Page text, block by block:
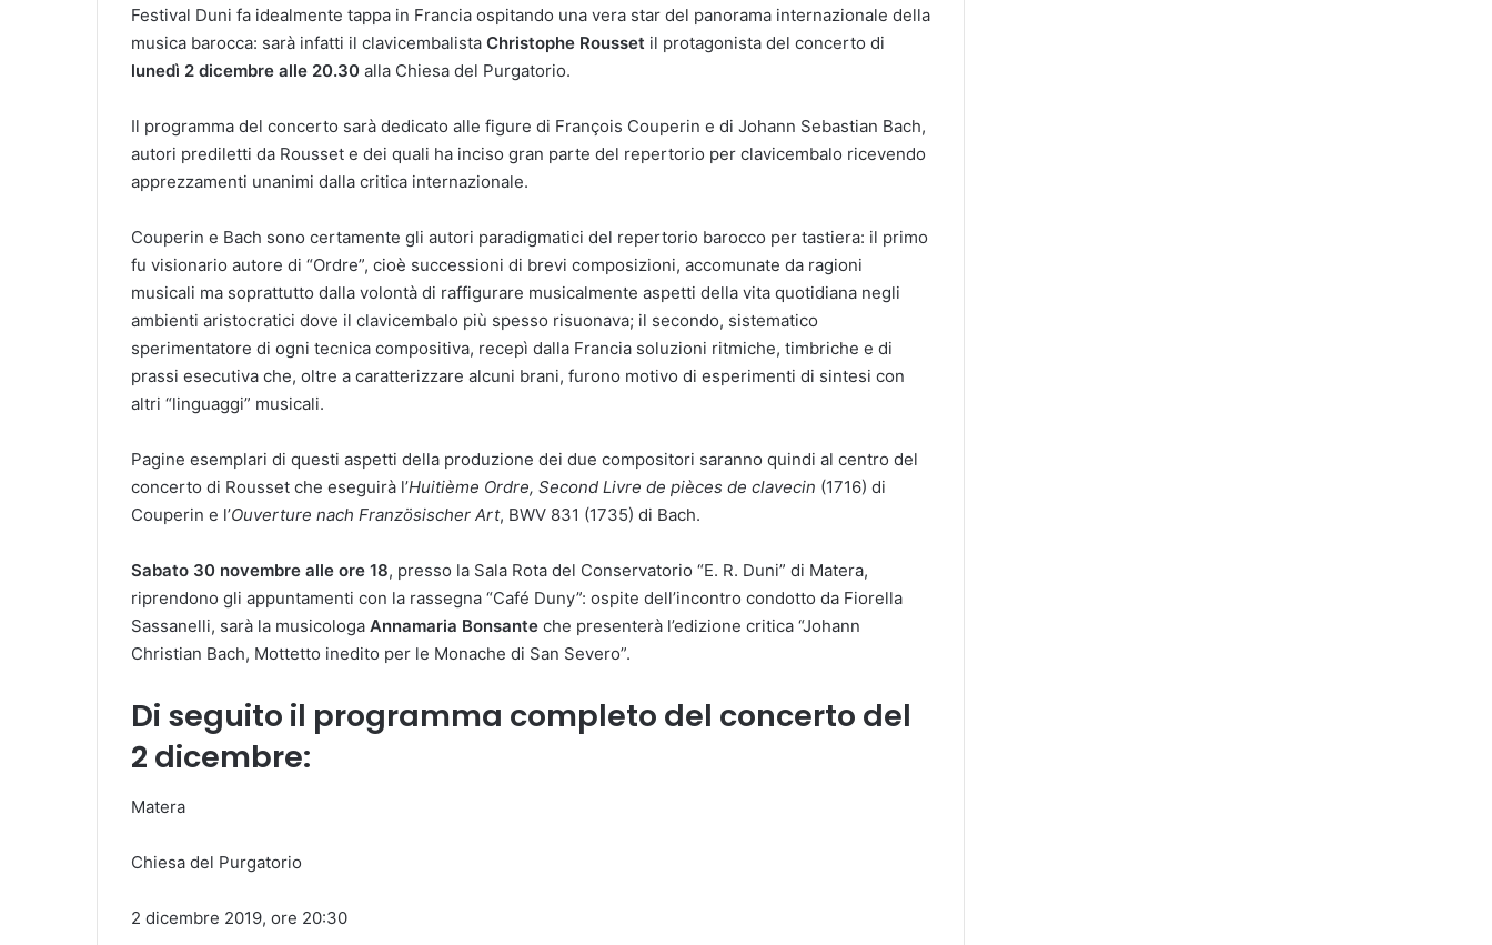
Festival Duni fa idealmente tappa in Francia ospitando una vera star del panorama internazionale della
musica barocca: sarà infatti il clavicembalista Christophe Rousset il protagonista del concerto di
lunedì 2 dicembre alle 20.30 alla Chiesa del Purgatorio.
Il programma del concerto sarà dedicato alle figure di François Couperin e di Johann Sebastian Bach,
autori prediletti da Rousset e dei quali ha inciso gran parte del repertorio per clavicembalo ricevendo
apprezzamenti unanimi dalla critica internazionale.
Couperin e Bach sono certamente gli autori paradigmatici del repertorio barocco per tastiera: il primo
fu visionario autore di “Ordre”, cioè successioni di brevi composizioni, accomunate da ragioni
musicali ma soprattutto dalla volontà di raffigurare musicalmente aspetti della vita quotidiana negli
ambienti aristocratici dove il clavicembalo più spesso risuonava; il secondo, sistematico
sperimentatore di ogni tecnica compositiva, recepì dalla Francia soluzioni ritmiche, timbriche e di
prassi esecutiva che, oltre a caratterizzare alcuni brani, furono motivo di esperimenti di sintesi con
altri “linguaggi” musicali.
Pagine esemplari di questi aspetti della produzione dei due compositori saranno quindi al centro del
concerto di Rousset che eseguirà l’Huitième Ordre, Second Livre de pièces de clavecin (1716) di
Couperin e l’Ouverture nach Französischer Art, BWV 831 (1735) di Bach.
Sabato 30 novembre alle ore 18, presso la Sala Rota del Conservatorio “E. R. Duni” di Matera,
riprendono gli appuntamenti con la rassegna “Café Duny”: ospite dell’incontro condotto da Fiorella
Sassanelli, sarà la musicologa Annamaria Bonsante che presenterà l’edizione critica “Johann
Christian Bach, Mottetto inedito per le Monache di San Severo”.
Di seguito il programma completo del concerto del
2 dicembre:
Matera
Chiesa del Purgatorio
2 dicembre 2019, ore 20:30